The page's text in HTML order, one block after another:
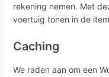
rekening nemen. Met
voertuig tonen in de
Caching
We raden aan om een